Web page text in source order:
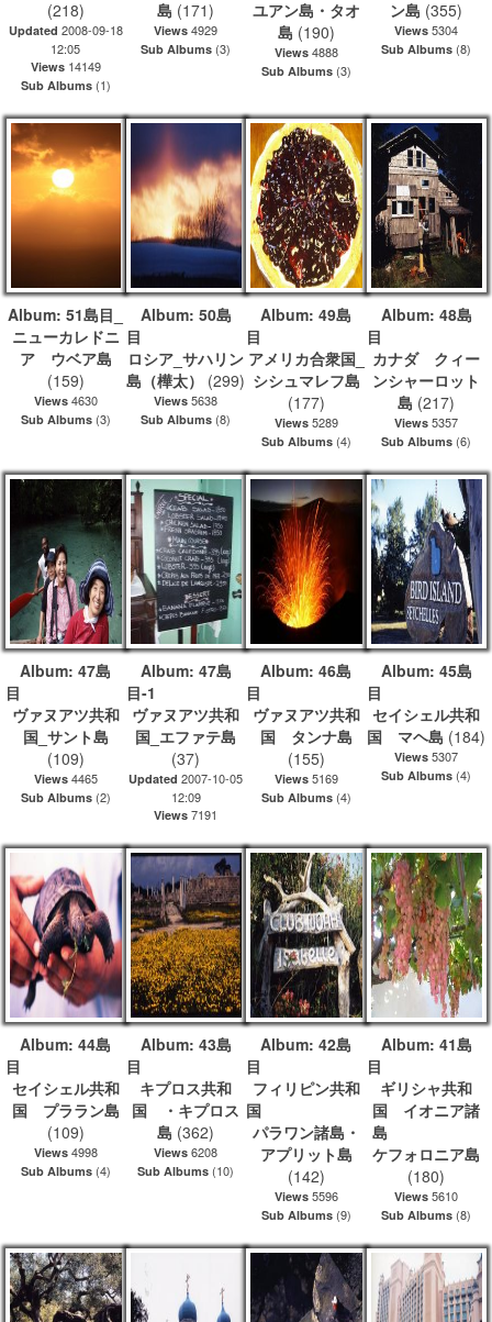
(218)
Updated 2008-09-18
12:05
Views14149
Sub Albums(1)
島 (171)
Views 4929
Sub Albums (3)
ユアン島・タオ
島 (190)
Views4888
Sub Albums(3)
ン島 (355)
Views 5304
Sub Albums (8)
Album: 51島目_
ニューカレドニ
ア ウベア島
(159)
Views4630
Sub Albums(3)
Album: 50島
目
ロシア_サハリン
島（樺太）
(299)
Views 5638
Sub Albums (8)
Album: 49島
目
アメリカ合衆国_
シシュマレフ島
(177)
Views5289
Sub Albums(4)
Album: 48島
カナダ クィー
ンシャーロット
島 (217)
Views 5357
Sub Albums (6)
Album: 47島
目
ヴァヌアツ共和
国_サント島
(109)
Views4465
Sub Albums(2)
Album: 47島
目-1
ヴァヌアツ共和
国_エファテ島
(37)
Updated2007-10-05
12:09
Views 7191
Album: 46島
目
ヴァヌアツ共和
国 タンナ島
(155)
Views5169
Sub Albums(4)
Album: 45島
セイシェル共和
国 マヘ島 (184)
Views 5307
Sub Albums (4)
Album: 44島
目
セイシェル共和
国 プララン島
(109)
Views4998
Sub Albums(4)
Album: 43島
目
キプロス共和
国 ・キプロス
島 (362)
Views 6208
Sub Albums (10)
Album: 42島
目
フィリピン共和
国
パラワン諸島・
アプリット島
(142)
Views5596
Sub Albums(9)
Album: 41島
ギリシャ共和
国 イオニア諸
島
ケフォロニア島
(180)
Views 5610
Sub Albums (8)